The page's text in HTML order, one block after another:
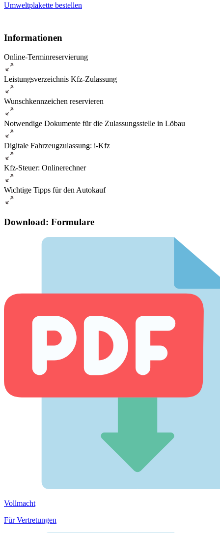
Umweltplakette bestellen
Informationen
Online-Terminreservierung
Leistungsverzeichnis Kfz-Zulassung
Wunschkennzeichen reservieren
Notwendige Dokumente für die Zulassungsstelle in Löbau
Digitale Fahrzeugzulassung: i-Kfz
Kfz-Steuer: Onlinerechner
Wichtige Tipps für den Autokauf
Download: Formulare
Vollmacht
Für Vertretungen